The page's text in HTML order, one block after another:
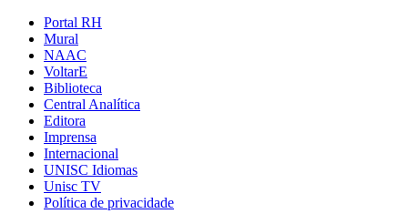
Portal RH
Mural
NAAC
VoltarE
Biblioteca
Central Analítica
Editora
Imprensa
Internacional
UNISC Idiomas
Unisc TV
Política de privacidade